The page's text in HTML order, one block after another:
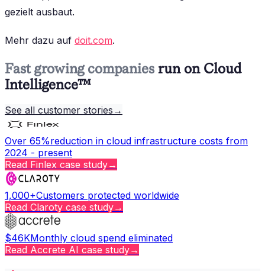
gezielt ausbaut.
Mehr dazu auf doit.com.
Fast growing companies run on Cloud
Intelligence™
See all customer stories →
Over 65%reduction in cloud infrastructure costs from
2024 - present
Read Finlex case study→
1,000+Customers protected worldwide
Read Claroty case study→
$46KMonthly cloud spend eliminated
Read Accrete AI case study→